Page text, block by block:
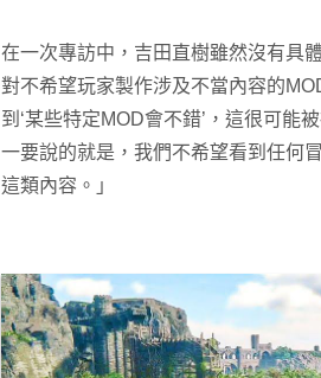
在一次專訪中，吉田直樹雖然沒有具
對不希望玩家製作涉及不當內容的
到‘某些特定MOD會不錯’，這很可能
一要說的就是，我們不希望看到任何
這類內容。」